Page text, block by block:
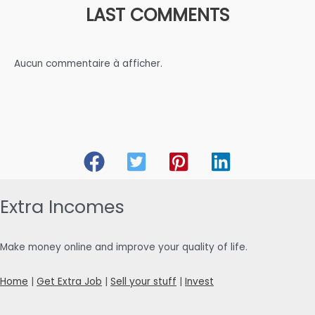
LAST COMMENTS
Aucun commentaire à afficher.
Extra Incomes
Make money online and improve your quality of life.
Home | Get Extra Job | Sell your stuff | Invest